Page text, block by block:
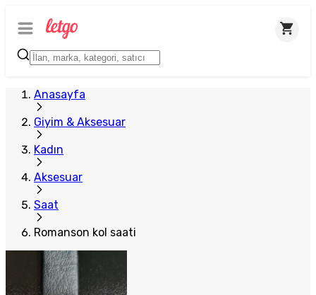
Anasayfa
Giyim & Aksesuar
Kadın
Aksesuar
Saat
Romanson kol saati